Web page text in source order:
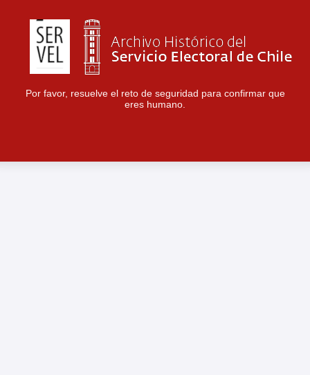
Por favor, resuelve el reto de seguridad para confirmar que
eres humano.